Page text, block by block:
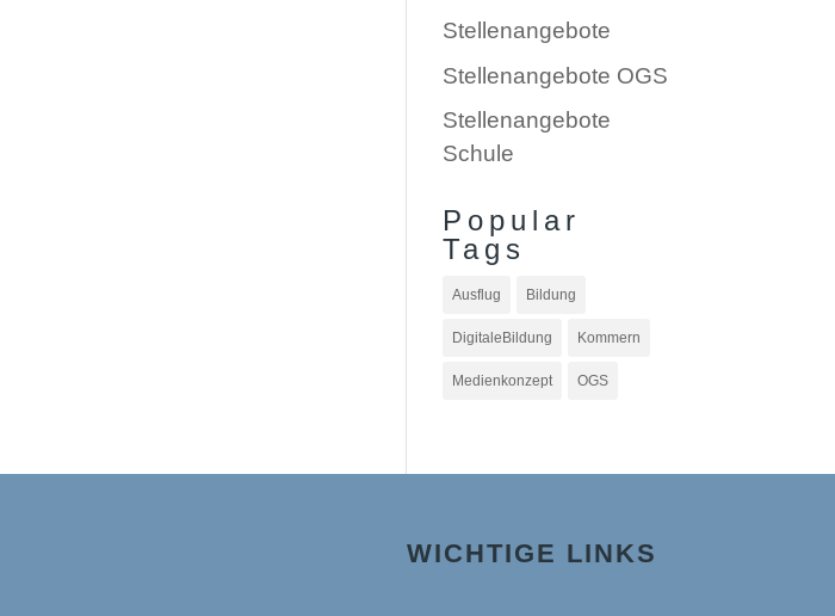
Stellenangebote
Stellenangebote OGS
Stellenangebote
Schule
Popular
Tags
Ausflug Bildung
DigitaleBildung Kommern
Medienkonzept OGS
WICHTIGE LINKS